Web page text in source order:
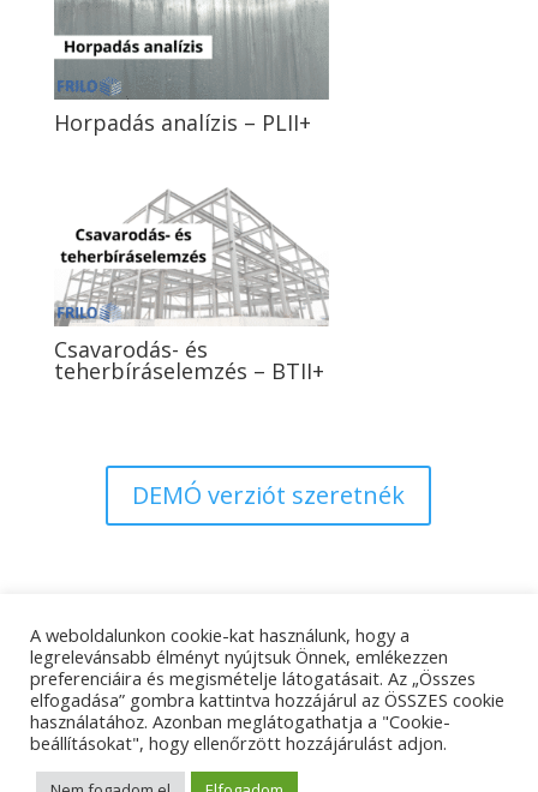
Horpadás analízis – PLII+
Csavarodás- és
teherbíráselemzés – BTII+
DEMÓ verziót szeretnék
Adatkezelési tájékoztató
Impresszum
Kapcsolat
© Tangens Kft. - Weboldalkészítés:
A weboldalunkon cookie-kat használunk, hogy a
legrelevánsabb élményt nyújtsuk Önnek, emlékezzen
preferenciáira és megismételje látogatásait. Az „Összes
elfogadása” gombra kattintva hozzájárul az ÖSSZES cookie
használatához. Azonban meglátogathatja a "Cookie-
beállításokat", hogy ellenőrzött hozzájárulást adjon.